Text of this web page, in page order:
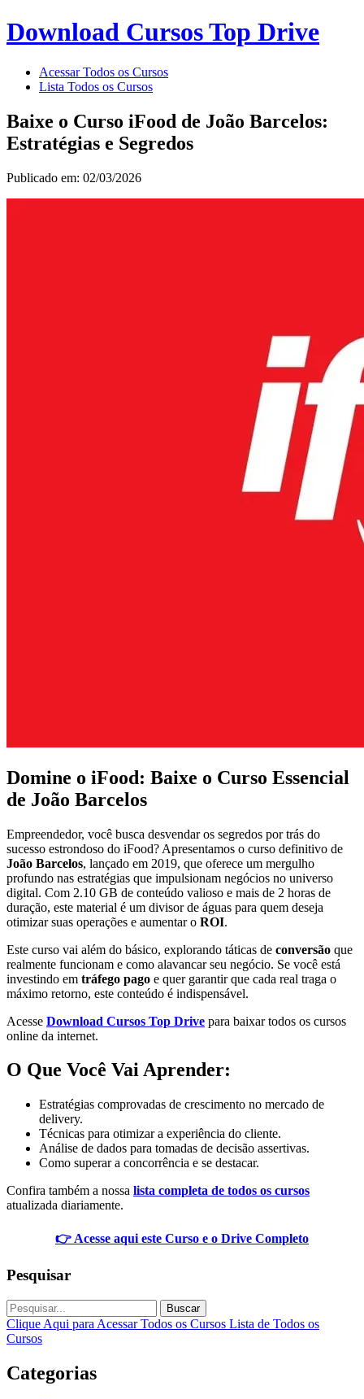
Download Cursos Top Drive
Acessar Todos os Cursos
Lista Todos os Cursos
Baixe o Curso iFood de João Barcelos:
Estratégias e Segredos
Publicado em: 02/03/2026
Domine o iFood: Baixe o Curso Essencial
de João Barcelos
Empreendedor, você busca desvendar os segredos por trás do
sucesso estrondoso do iFood? Apresentamos o curso definitivo de
João Barcelos, lançado em 2019, que oferece um mergulho
profundo nas estratégias que impulsionam negócios no universo
digital. Com 2.10 GB de conteúdo valioso e mais de 2 horas de
duração, este material é um divisor de águas para quem deseja
otimizar suas operações e aumentar o ROI.
Este curso vai além do básico, explorando táticas de conversão que
realmente funcionam e como alavancar seu negócio. Se você está
investindo em tráfego pago e quer garantir que cada real traga o
máximo retorno, este conteúdo é indispensável.
Acesse Download Cursos Top Drive para baixar todos os cursos
online da internet.
O Que Você Vai Aprender:
Estratégias comprovadas de crescimento no mercado de
delivery.
Técnicas para otimizar a experiência do cliente.
Análise de dados para tomadas de decisão assertivas.
Como superar a concorrência e se destacar.
Confira também a nossa lista completa de todos os cursos
atualizada diariamente.
👉 Acesse aqui este Curso e o Drive Completo
Pesquisar
Buscar
Clique Aqui para Acessar Todos os Cursos Lista de Todos os
Cursos
Categorias